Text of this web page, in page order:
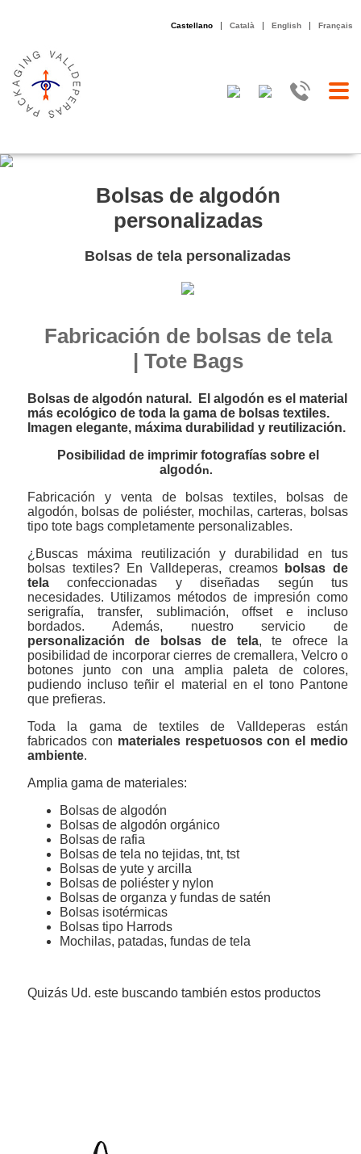
Castellano | Català | English | Français
Bolsas de algodón
personalizadas
Bolsas de tela personalizadas
Fabricación de bolsas de tela
| Tote Bags
Bolsas de algodón natural. El algodón es el material
más ecológico de toda la gama de bolsas textiles.
Imagen elegante, máxima durabilidad y reutilización.
Posibilidad de imprimir fotografías sobre el
algodón.
Fabricación y venta de bolsas textiles, bolsas de
algodón, bolsas de poliéster, mochilas, carteras, bolsas
tipo tote bags completamente personalizables.
¿Buscas máxima reutilización y durabilidad en tus
bolsas textiles? En Valldeperas, creamosbolsas de
tela confeccionadas y diseñadas según tus
necesidades. Utilizamos métodos de impresión como
serigrafía, transfer, sublimación, offset e incluso
bordados. Además, nuestro servicio de
personalización de bolsas de tela, te ofrece la
posibilidad de incorporar cierres de cremallera, Velcro o
botones junto con una amplia paleta de colores,
pudiendo incluso teñir el material en el tono Pantone
que prefieras.
Toda la gama de textiles de Valldeperas están
fabricados con materiales respetuosos con el medio
ambiente.
Amplia gama de materiales:
Bolsas de algodón
Bolsas de algodón orgánico
Bolsas de rafia
Bolsas de tela no tejidas, tnt, tst
Bolsas de yute y arcilla
Bolsas de poliéster y nylon
Bolsas de organza y fundas de satén
Bolsas isotérmicas
Bolsas tipo Harrods
Mochilas, patadas, fundas de tela
Quizás Ud. este buscando también estos productos